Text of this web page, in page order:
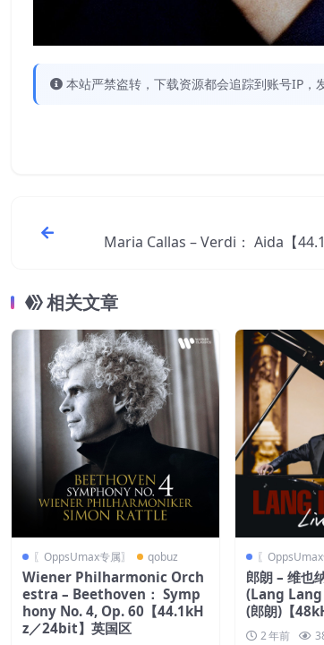
本站严禁盗转，下载资源都会追踪到账号IP
Maria Callas – Verdi： Aida【
相关文章
〖OppsUmax专属〗 qobuz
Wiener Philharmonic Orch
estra – Beethoven： Symp
hony No. 4, Op. 60【44.1kH
z／24bit】英国区
〖OppsUmax
郎朗 – 维也
(Lang
(郎朗)【
2 年前